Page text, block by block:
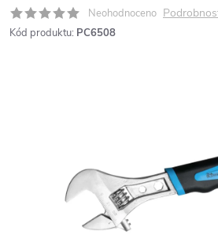
Neohodnoceno
Kód produktu: PC6508